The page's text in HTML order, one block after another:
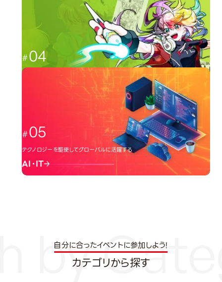
04
日本のクリエーター文化を広める
イラスト・アニメ
05
テクノロジーを駆使してグローバルに活躍する
AI・IT
自分に合ったイベントに参加しよう!
カテゴリから探す